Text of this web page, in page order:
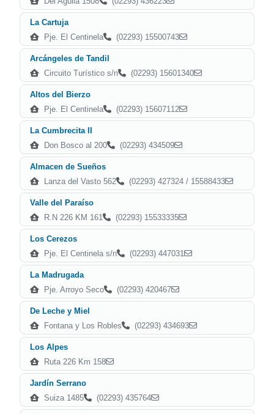
La Cartuja
Pje. El Centinela
(02293) 15500743
Arcángeles de Tandil
Circuito Turístico s/n
(02293) 15601340
Altos del Bierzo
Pje. El Centinela
(02293) 15607112
La Cumbrecita II
Don Bosco al 200
(02293) 434509
Almacen de Sueños
Lanza del Vasto 562
(02293) 427324 / 15588433
Valle del Paraíso
R.N 226 KM 161
(02293) 15533335
Los Cerezos
Pje. El Centinela s/n
(02293) 447031
La Madrugada
Pje. Arroyo Seco
(02293) 420467
De Leche y Miel
Fontana y Los Robles
(02293) 434693
Los Alpes
Ruta 226 Km 158
Jardín Serrano
Suiza 1485
(02293) 435764